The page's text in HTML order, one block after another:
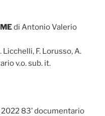
di Antonio Valerio
Licchelli, F. Lorusso, A.
v.o. sub. it.
83’ documentario